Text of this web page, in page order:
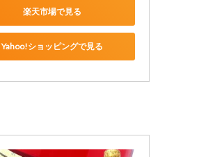
楽天市場で見る
Yahoo!ショッピングで見る